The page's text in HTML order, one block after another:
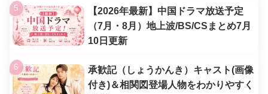
【2026年最新】中国ドラマ放送予定
（7月・8月）地上波/BS/CSまとめ7月
10日更新
承歓記（しょうかんき）キャスト(画像
付き)＆相関図登場人物をわかりやすく